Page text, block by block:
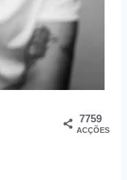
7759
ACÇÕES